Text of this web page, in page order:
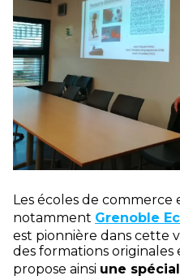
Les écoles de
notamment Grenoble
est pionnière dans cette
des formations originales
propose ainsi une